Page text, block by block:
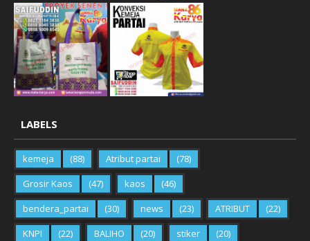
LABELS
kemeja (88) Atribut partai
(78)
Grosir Kaos
(47) kaos
(46)
bendera_partai
(30) news (23) ATRIBUT
(22)
KNPI
(22) BALIHO (20) stiker
(20)